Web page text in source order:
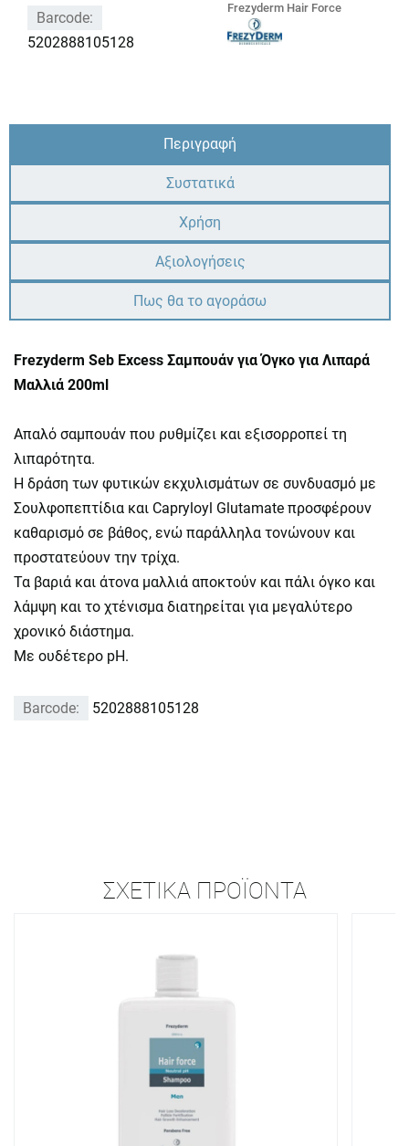
Barcode:
5202888105128
Frezyderm Hair Force
Περιγραφή
Συστατικά
Χρήση
Αξιολογήσεις
Πως θα το αγοράσω
Frezyderm Seb Excess Σαμπουάν για Όγκο για Λιπαρά
Μαλλιά 200ml
Απαλό σαμπουάν που ρυθμίζει και εξισορροπεί τη
λιπαρότητα.
Η δράση των φυτικών εκχυλισμάτων σε συνδυασμό με
Σουλφοπεπτίδια και Capryloyl Glutamate προσφέρουν
καθαρισμό σε βάθος, ενώ παράλληλα τονώνουν και
προστατεύουν την τρίχα.
Τα βαριά και άτονα μαλλιά αποκτούν και πάλι όγκο και
λάμψη και το χτένισμα διατηρείται για μεγαλύτερο
χρονικό διάστημα.
Με ουδέτερο pH.
Barcode: 5202888105128
ΣΧΕΤΙΚΆ ΠΡΟΪΌΝΤΑ